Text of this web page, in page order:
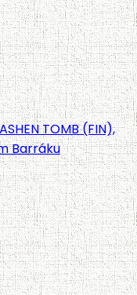
TOMB (FIN),
Barráku